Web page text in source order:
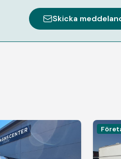
Skicka